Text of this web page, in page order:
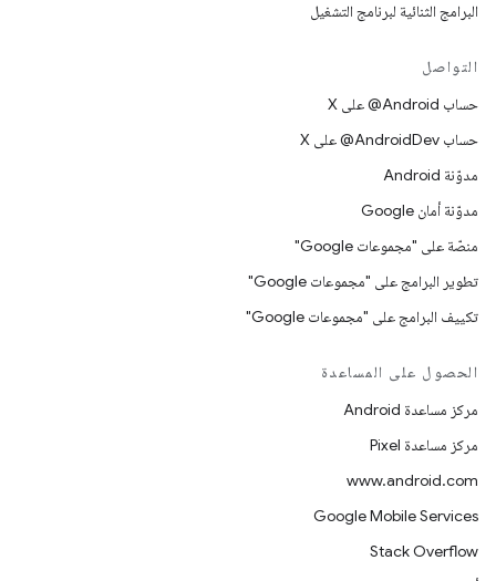
البرامج الثنائية لبرنامج التشغيل
التواصل
حساب ‎@Android على X
حساب ‎@AndroidDev على X
مدوّنة Android
مدوّنة أمان Google
منصّة على "مجموعات Google"
تطوير البرامج على "مجموعات Google"
تكييف البرامج على "مجموعات Google"
الحصول على المساعدة
مركز مساعدة Android
مركز مساعدة Pixel
www.android.com
Google Mobile Services
Stack Overflow